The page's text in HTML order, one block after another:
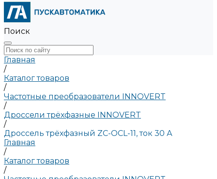
Поиск
Главная
/
Каталог товаров
/
Частотные преобразователи INNOVERT
/
Дроссели трёхфазные INNOVERT
/
Дроссель трёхфазный ZC-OCL-11, ток 30 А
Главная
/
Каталог товаров
/